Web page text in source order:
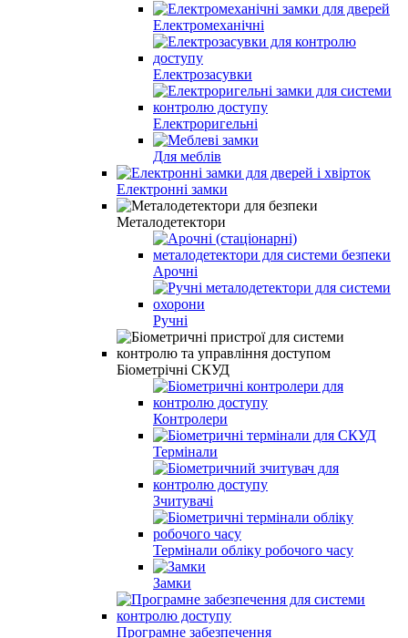
Електромеханічні
Електрозасувки
Електроригельні
Для меблів
Електронні замки
Металодетектори
Арочні
Ручні
Біометрічні СКУД
Контролери
Термінали
Зчитувачі
Термінали обліку робочого часу
Замки
Програмне забезпечення